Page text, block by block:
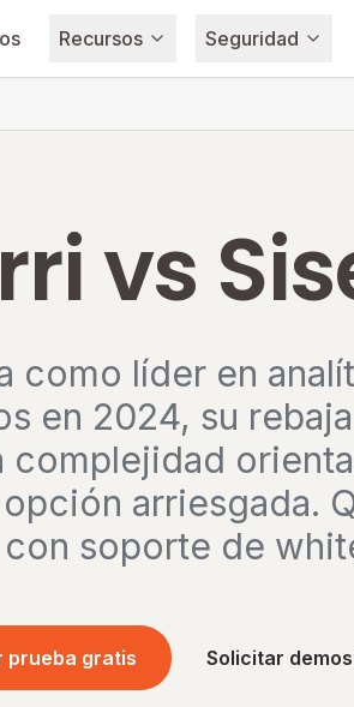
Recursos Seguridad
vs
como líder en
en 2024, su
complejidad
arriesgada.
soporte de
prueba gratis Solicitar